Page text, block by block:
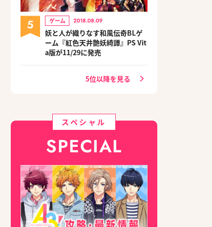
5 ゲーム 2018.08.09
妖と人が織りなす和風伝奇BLゲ
ーム『紅色天井艶妖綺譚』PS Vit
a版が11/29に発売
5位以降を見る
スペシャル
SPECIAL